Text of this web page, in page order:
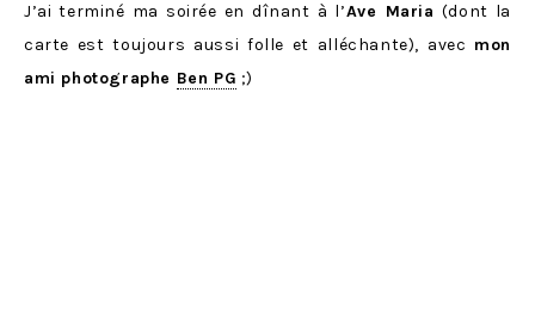
J’ai terminé ma soirée en dînant à l’Ave Maria (dont la
carte est toujours aussi folle et alléchante), avec mon
ami photographe Ben PG ;)